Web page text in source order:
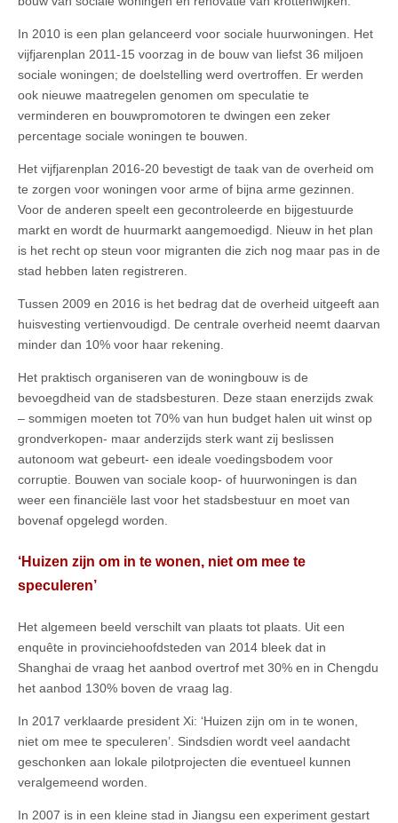
In 2010 is een plan gelanceerd voor sociale huurwoningen. Het
vijfjarenplan 2011-15 voorzag in de bouw van liefst 36 miljoen
sociale woningen; de doelstelling werd overtroffen. Er werden
ook nieuwe maatregelen genomen om speculatie te
verminderen en bouwpromotoren te dwingen een zeker
percentage sociale woningen te bouwen.
Het vijfjarenplan 2016-20 bevestigt de taak van de overheid om
te zorgen voor woningen voor arme of bijna arme gezinnen.
Voor de anderen speelt een gecontroleerde en bijgestuurde
markt en wordt de huurmarkt aangemoedigd. Nieuw in het plan
is het recht op steun voor migranten die zich nog maar pas in de
stad hebben laten registreren.
Tussen 2009 en 2016 is het bedrag dat de overheid uitgeeft aan
huisvesting vertienvoudigd. De centrale overheid neemt daarvan
minder dan 10% voor haar rekening.
Het praktisch organiseren van de woningbouw is de
bevoegdheid van de stadsbesturen. Deze staan enerzijds zwak
– sommigen moeten tot 70% van hun budget halen uit winst op
grondverkopen- maar anderzijds sterk want zij beslissen
autonoom wat gebeurt- een ideale voedingsbodem voor
corruptie. Bouwen van sociale koop- of huurwoningen is dan
weer een financiële last voor het stadsbestuur en moet van
bovenaf opgelegd worden.
‘Huizen zijn om in te wonen, niet om mee te
speculeren’
Het algemeen beeld verschilt van plaats tot plaats. Uit een
enquête in provinciehoofdsteden van 2014 bleek dat in
Shanghai de vraag het aanbod overtrof met 30% en in Chengdu
het aanbod 130% boven de vraag lag.
In 2017 verklaarde president Xi: ‘Huizen zijn om in te wonen,
niet om mee te speculeren’. Sindsdien wordt veel aandacht
geschonken aan lokale pilotprojecten die eventueel kunnen
veralgemeend worden.
In 2007 is in een kleine stad in Jiangsu een experiment gestart